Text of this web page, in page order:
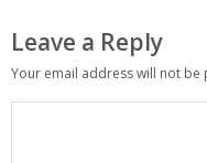
Leave a Reply
Your email address will not be